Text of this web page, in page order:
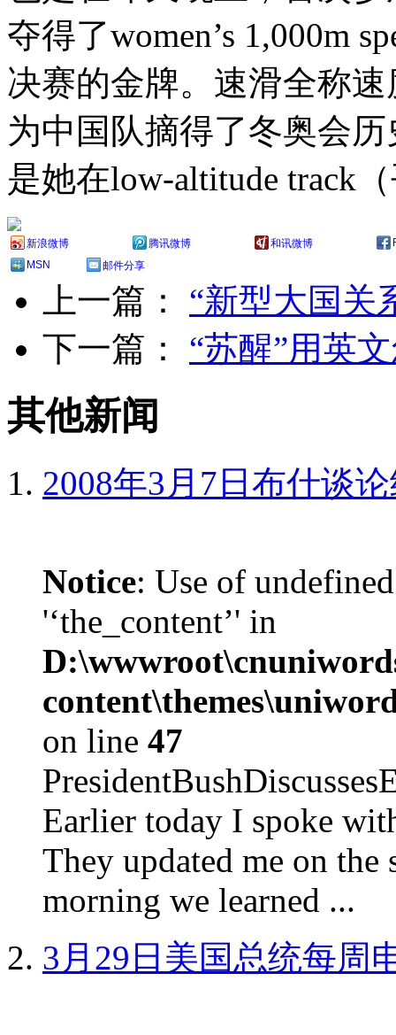
夺得了women’s 1,000m
决赛的金牌。速滑全称速
为中国队摘得了冬奥会
是她在low-altitude track
新浪微博 腾讯微博 和讯微博
MSN
邮件分享
上一篇： “新型大国关
下一篇： “苏醒”用英
其他新闻
2008年3月7日布什谈
Notice: Use of
'‘the_content’' in
on line 47
Earlier today I spoke
They updated me on the
morning we learned ...
3月29日美国总统每周